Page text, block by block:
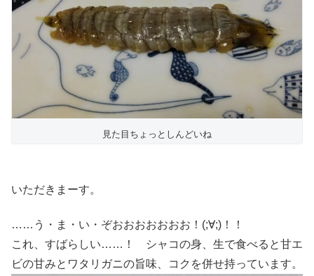
見た目ちょっとしんどいね
いただきまーす。
……う・ま・い・ぞおおおおおおお！(;∀;)！！
これ、すばらしい……！ シャコの身、生で食べると甘エ
ビの甘みとワタリガニの旨味、コクを併せ持っています。